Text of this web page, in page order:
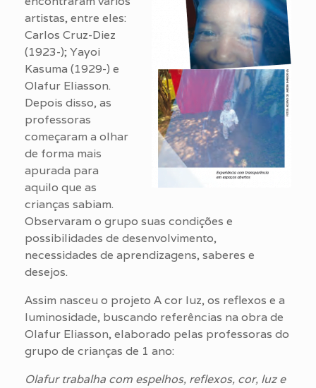
artistas, entre eles:
Carlos Cruz-Diez
(1923-); Yayoi
Kasuma (1929-) e
Olafur Eliasson.
Depois disso, as
professoras
começaram a olhar
de forma mais
apurada para
aquilo que as
crianças sabiam.
Observaram o grupo suas condições e
possibilidades de desenvolvimento,
necessidades de aprendizagens, saberes e
desejos.
Assim nasceu o projeto A cor luz, os reflexos e a
luminosidade, buscando referências na obra de
Olafur Eliasson, elaborado pelas professoras do
grupo de crianças de 1 ano:
Olafur trabalha com espelhos, reflexos, cor, luz e